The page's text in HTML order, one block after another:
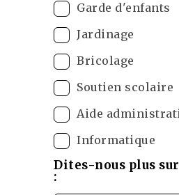
Garde d'enfants
Jardinage
Bricolage
Soutien scolaire
Aide
Informatique
Dites-nous plus
: